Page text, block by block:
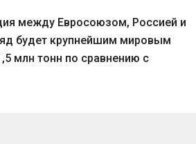
между Евросоюзом, Россией и
будет крупнейшим мировым
млн тонн по сравнению с